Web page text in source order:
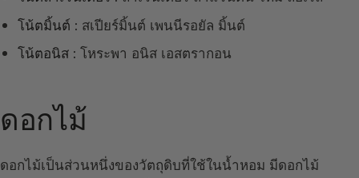
โน้ตมิ้นต์ : สเปียร์มิ้นต์ เพนนีรอยัล มิ้นต์
โน้ตอนิส : โหระพา อนิส เอสตรากอน
ดอกไม้
ดอกไม้เป็นส่วนหนึ่งของวัตถุดิบที่ใช้ในน้ำหอม มีดอกไม้